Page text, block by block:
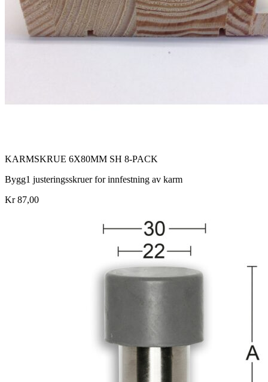
KARMSKRUE 6X80MM SH 8-PACK
Bygg1 justeringsskruer for innfestning av karm
Kr 87,00